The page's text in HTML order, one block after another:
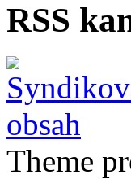
RSS
Theme